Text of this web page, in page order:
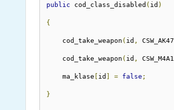
public cod_class_disabled ( id )
{
    cod_take_weapon
( id , CSW_AK47
    cod_take_weapon
( id , CSW_M4A1
    ma_klase
[ id ] = false ;
}